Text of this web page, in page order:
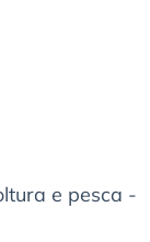
e pesca -